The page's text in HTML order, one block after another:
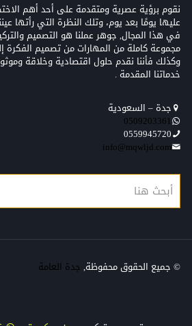
نقوم برؤية عصرية ومتقدمة على أحد أهم
عليها يومًا بعد يوم، وتلك النظرة التي رأتها
في هذا المجال, جوهر عملنا هو التصميم
مجموعة كاملة من المهارات من تصميم الفكرة
وكذلك فأننا نقدم حلول اقتصادية وخلاقة
خدماتنا المقدمة .
جدة – السعودية
0509203361‬‏‬‏
0559945720
info@mqwljd.com
© جميع الحقوق محفوظة, جدة العامة